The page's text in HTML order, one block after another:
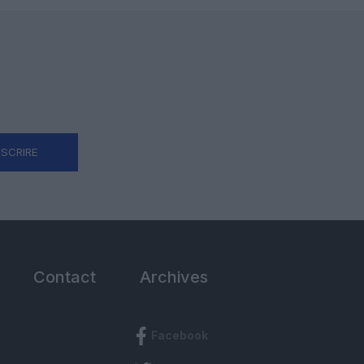
Contact Archives